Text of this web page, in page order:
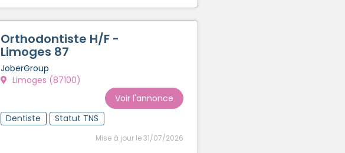
Orthodontiste H/F -
Limoges 87
JoberGroup
Limoges (87100)
Voir l'annonce
Dentiste
Statut TNS
Mise à jour le 31/07/2026